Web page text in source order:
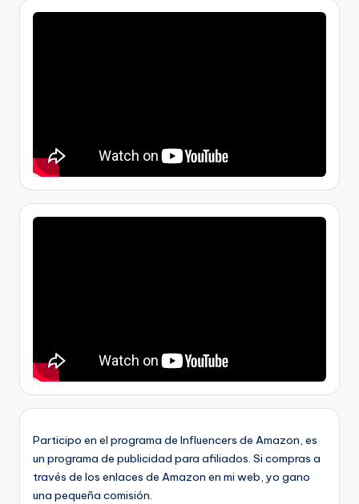
Participo en el programa de Influencers de Amazon, es
un programa de publicidad para afiliados. Si compras a
través de los enlaces de Amazon en mi web, yo gano
una pequeña comisión.